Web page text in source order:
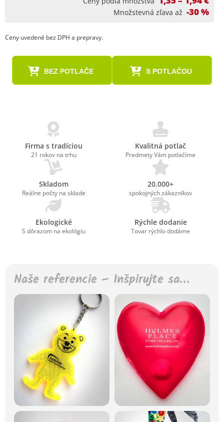
Množstevná zľava až -30 %
Ceny uvedené bez DPH a prepravy.
BEZ POTLAČE S POTLAČOU
Firma s tradíciou
21 rokov na trhu
Kvalitná potlač
Predmety Vám potlačíme
Skladom
Reálne počty na sklade
20.000+
spokojných zákazníkov
Ekologické
S dôrazom na ekológiu
Rýchle dodanie
Tovar rýchlo dodáme
Naše referencie – Inšpirujte sa…